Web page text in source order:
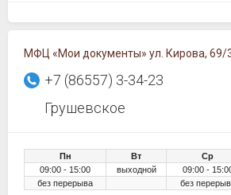
МФЦ «Мои документы» ул. Кирова, 69/
+7 (86557) 3-34-23
Грушевское
Пн Вт Ср
09:00 - 15:00
выходной 09:00 -
без перерыва
без